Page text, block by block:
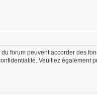
forum peuvent accorder des
Veuillez également